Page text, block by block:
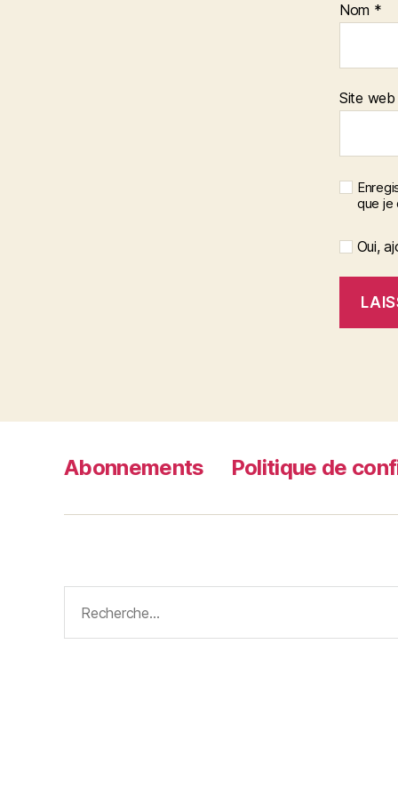
Nom *
Site web
que je
Oui,
Abonnements Politique de